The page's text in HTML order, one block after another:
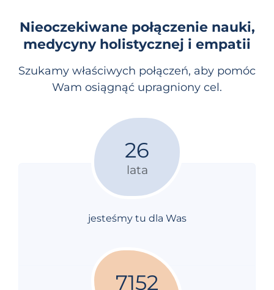
Nieoczekiwane połączenie nauki,
medycyny holistycznej i empatii
Szukamy właściwych połączeń, aby pomóc
Wam osiągnąć upragniony cel.
lata
26
jesteśmy tu dla Was
7152